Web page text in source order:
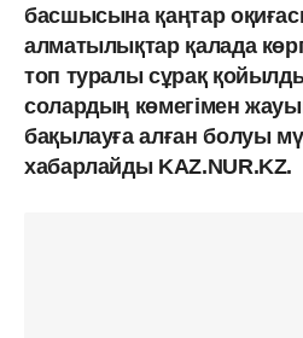
басшысына қаңтар
алматылықтар қалада
топ туралы сұрақ
солардың көмегімен
бақылауға алған болуы
хабарлайды KAZ.NUR.KZ.